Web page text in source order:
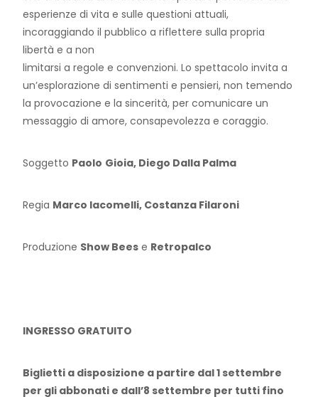
esperienze di vita e sulle questioni attuali,
incoraggiando il pubblico a riflettere sulla propria
libertà e a non
limitarsi a regole e convenzioni. Lo spettacolo invita a
un’esplorazione di sentimenti e pensieri, non temendo
la provocazione e la sincerità, per comunicare un
messaggio di amore, consapevolezza e coraggio.
Soggetto Paolo Gioia, Diego Dalla Palma
Regia Marco Iacomelli, Costanza Filaroni
Produzione Show Bees e Retropalco
INGRESSO GRATUITO
Biglietti a disposizione a partire dal 1 settembre
per gli abbonati e dall’8 settembre per tutti fino